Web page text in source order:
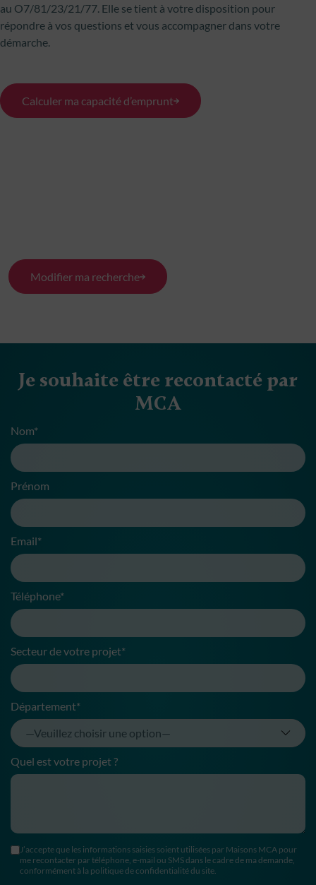
au O7/81/23/21/77. Elle se tient à votre disposition pour
répondre à vos questions et vous accompagner dans votre
démarche.
Calculer ma capacité d’emprunt
Modifier ma recherche
Je souhaite être recontacté par
MCA
Nom*
Prénom
Email*
Téléphone*
Secteur de votre projet*
Département*
Quel est votre projet ?
J’accepte que les informations saisies soient utilisées par Maisons MCA pour
me recontacter par téléphone, e-mail ou SMS dans le cadre de ma demande,
conformément à la politique de confidentialité du site.